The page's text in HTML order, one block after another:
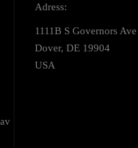
Adress:
1111B S Governors
Dover, DE 19904
USA